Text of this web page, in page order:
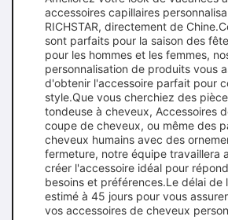
accessoires capillaires
RICHSTAR, directement de
sont parfaits pour la saison des
pour les hommes et les femmes,
personnalisation de produits vous
d'obtenir l'accessoire parfait pour
style.Que vous cherchiez des
tondeuse à cheveux, Accessoires
coupe de cheveux, ou même des
cheveux humains avec des
fermeture, notre équipe travaillera
créer l'accessoire idéal pour
besoins et préférences.Le délai de
estimé à 45 jours pour vous
vos accessoires de cheveux